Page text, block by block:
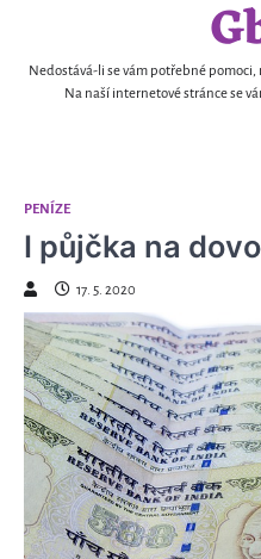
contentNedostává-li se vám potřebné pomoci,
Na naší internetové stránce se
PENÍZE
I půjčka na
17. 5. 2020